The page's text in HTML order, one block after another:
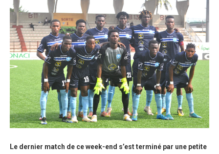
Le dernier match de ce week-end s’est terminé par une petite